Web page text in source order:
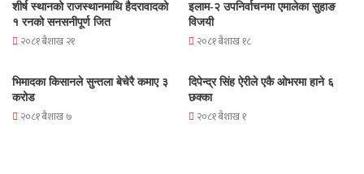
शीर्ष स्थानको राजस्थानमाथि हैदरावादको
१ रनको सनसनीपूर्ण जित
२०८१ बैशाख २१
इलाम-२ उपनिर्वाचनमा एमालेका सुहाङ
विजयी
२०८१ बैशाख १८
भिमादका किसानले सुन्तला बेचेरै कमाए ३
करोड
२०८१ बैशाख ७
दिपेन्द्र सिंह ऐरीले एकै ओभरमा हाने ६
छक्का
२०८१ बैशाख १